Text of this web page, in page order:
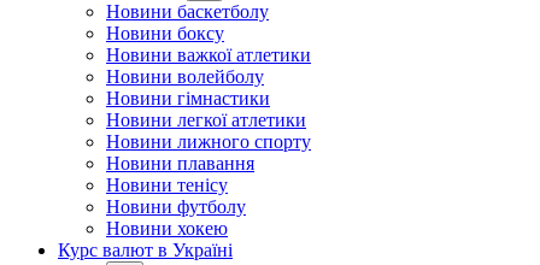
Новини баскетболу
Новини боксу
Новини важкої атлетики
Новини волейболу
Новини гімнастики
Новини легкої атлетики
Новини лижного спорту
Новини плавання
Новини тенісу
Новини футболу
Новини хокею
Курс валют в Україні